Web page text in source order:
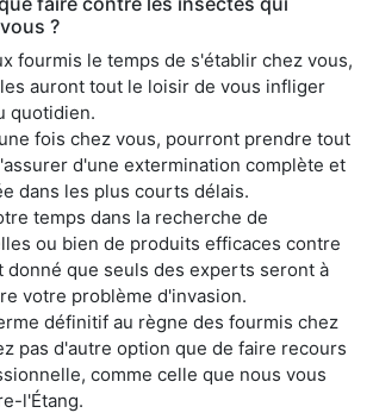
?
fourmis le temps de s'établir chez vous,
auront tout le loisir de vous infliger
quotidien.
fois chez vous, pourront prendre tout
d'une extermination complète et
dans les plus courts délais.
temps dans la recherche de
ou bien de produits efficaces contre
donné que seuls des experts seront à
votre problème d'invasion.
définitif au règne des fourmis chez
pas d'autre option que de faire recours
comme celle que nous vous
l'Étang.